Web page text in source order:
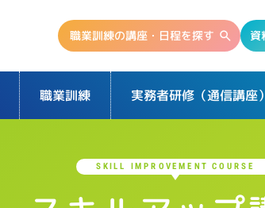
職業訓練の講座・日程を探す 資
職業訓練 実務者研修（通信講座）
SKILL IMPROVEMENT COURSE